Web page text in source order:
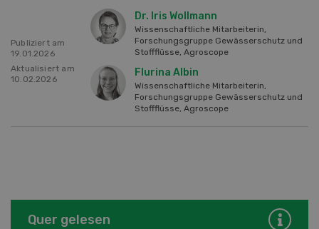
Publiziert am
19.01.2026
Aktualisiert am
10.02.2026
Dr. Iris Wollmann
Wissenschaftliche Mitarbeiterin,
Forschungsgruppe Gewässerschutz und
Stoffflüsse, Agroscope
Flurina Albin
Wissenschaftliche Mitarbeiterin,
Forschungsgruppe Gewässerschutz und
Stoffflüsse, Agroscope
Quer gelesen